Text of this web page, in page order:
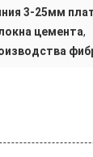
3-25мм
цемента,